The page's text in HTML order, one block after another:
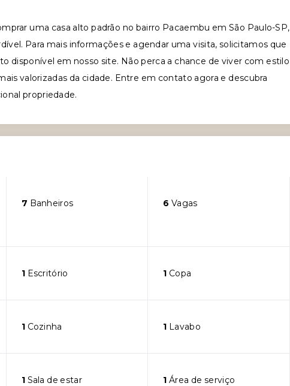
uma casa alto padrão no bairro Pacaembu em São Paulo-SP,
Para mais informações e agendar uma visita, solicitamos que
disponível em nosso site. Não perca a chance de viver com estilo
valorizadas da cidade. Entre em contato agora e descubra
propriedade.
7 Banheiros 6 Vagas
1Escritório 1 Copa
1Cozinha 1 Lavabo
1Sala de estar 1 Área de serviço